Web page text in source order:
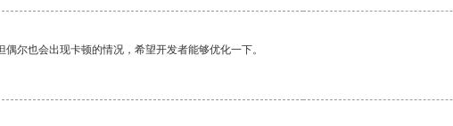
尔也会出现卡顿的情况，希望开发者能够优化一下。